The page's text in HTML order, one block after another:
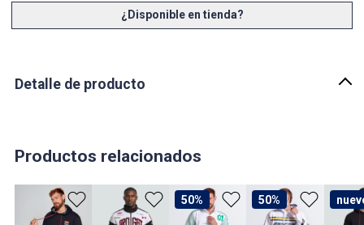
¿Disponible en tienda?
Detalle de producto
PUNTO PERCHADO, QUE OFRECE CALIDEZ, SUAVIDAD Y CONFORT
SUPERIOR. SU DISEÑO, INSPIRADO EN LA SELECCIÓN DE FÚTBOL
CANADIENSE, DESTACA POR SU ESTAMPACIÓN GRÁFICA EN
DELANTERO, BOLSILLO TIPO CANGURO Y DETALLES EN
CONTRASTE QUE REALZAN SU ESTÉTICA DEPORTIVA Y
Productos relacionados
50% 50%